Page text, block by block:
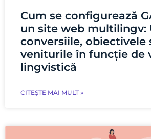
Cum se configurează
un site web multilingv:
conversiile, obiectivele
veniturile în funcție de
lingvistică
CITEȘTE MAI MULT »